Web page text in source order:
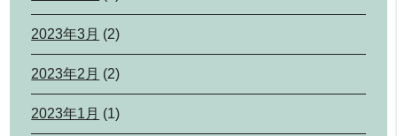
2023年3月 (2)
2023年2月 (2)
2023年1月 (1)